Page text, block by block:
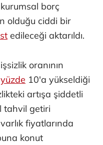
borç
olduğu ciddi bir
edileceği aktarıldı.
oranının
yüzde 10'a yükseldiği
artışa şiddetli
tahvil getiri
fiyatlarında
konut